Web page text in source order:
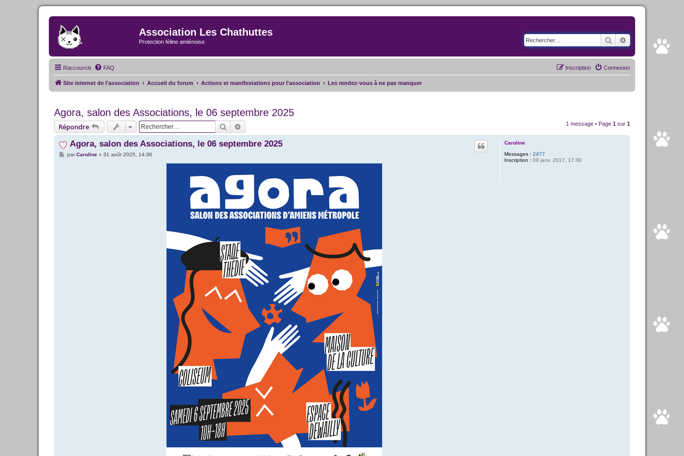
Association Les Chathuttes
Protection féline amiénoise RechercherRecherche
Raccourcis FAQ Connexion
Inscription
Site internet de l'association Accueil du forum Actions et manifestations pour l'association Les rendez-vous à ne pas manquer
Agora, salon des Associations, le 06 septembre 2025
Répondre Rechercher 1 message • Page 1 sur 1
Caroline
Messages : 2477
Inscription : 08 janv. 2017, 17:30
Agora, salon des Associations, le 06 septembre 2025
MparCaroline» 31 août 2025, 14:36